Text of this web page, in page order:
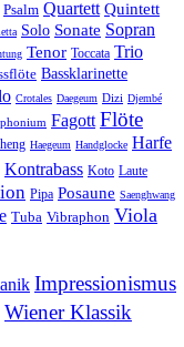
Psalm Quartett Quintett
Solo Sonate Sopran
Tenor Toccata Trio
Bassklarinette
Crotales Daegeum Dizi Djembé
Fagott Flöte
Haegeum Handglocke Harfe
Kontrabass Koto Laute
Pipa Posaune Saenghwang
Tuba Vibraphon Viola
Impressionismus
Wiener Klassik